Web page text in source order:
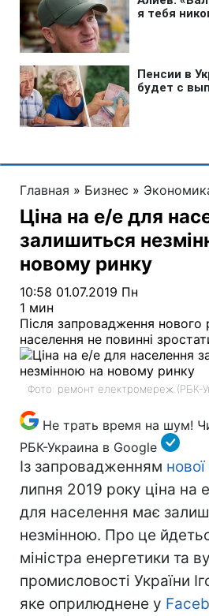
Главная » Бизнес »
Ціна на е/е для
залишиться
новому ринку
10:58 01.07.2019 Пн
1 мин
Після запровадження нового
населення не повинні
Фото: ремонт електромереж (РБК-
Не трать время на шум!
РБК-Украина в Google
Із запровадженням
липня 2019 року ціна на
для населення має
незмінною. Про це
міністра енергетики та
промисловості України
яке оприлюднене у